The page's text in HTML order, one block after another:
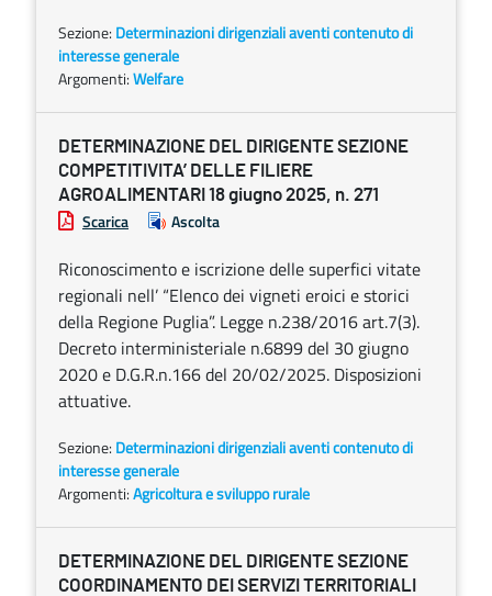
Sezione: Determinazioni dirigenziali aventi contenuto di
interesse generale
Argomenti:Welfare
DETERMINAZIONE DEL DIRIGENTE SEZIONE
COMPETITIVITA’ DELLE FILIERE
AGROALIMENTARI 18 giugno 2025, n. 271
Scarica Ascolta
Riconoscimento e iscrizione delle superfici vitate
regionali nell’ “Elenco dei vigneti eroici e storici
della Regione Puglia”. Legge n.238/2016 art.7(3).
Decreto interministeriale n.6899 del 30 giugno
2020 e D.G.R.n.166 del 20/02/2025. Disposizioni
attuative.
Sezione: Determinazioni dirigenziali aventi contenuto di
interesse generale
Argomenti:Agricoltura e sviluppo rurale
DETERMINAZIONE DEL DIRIGENTE SEZIONE
COORDINAMENTO DEI SERVIZI TERRITORIALI